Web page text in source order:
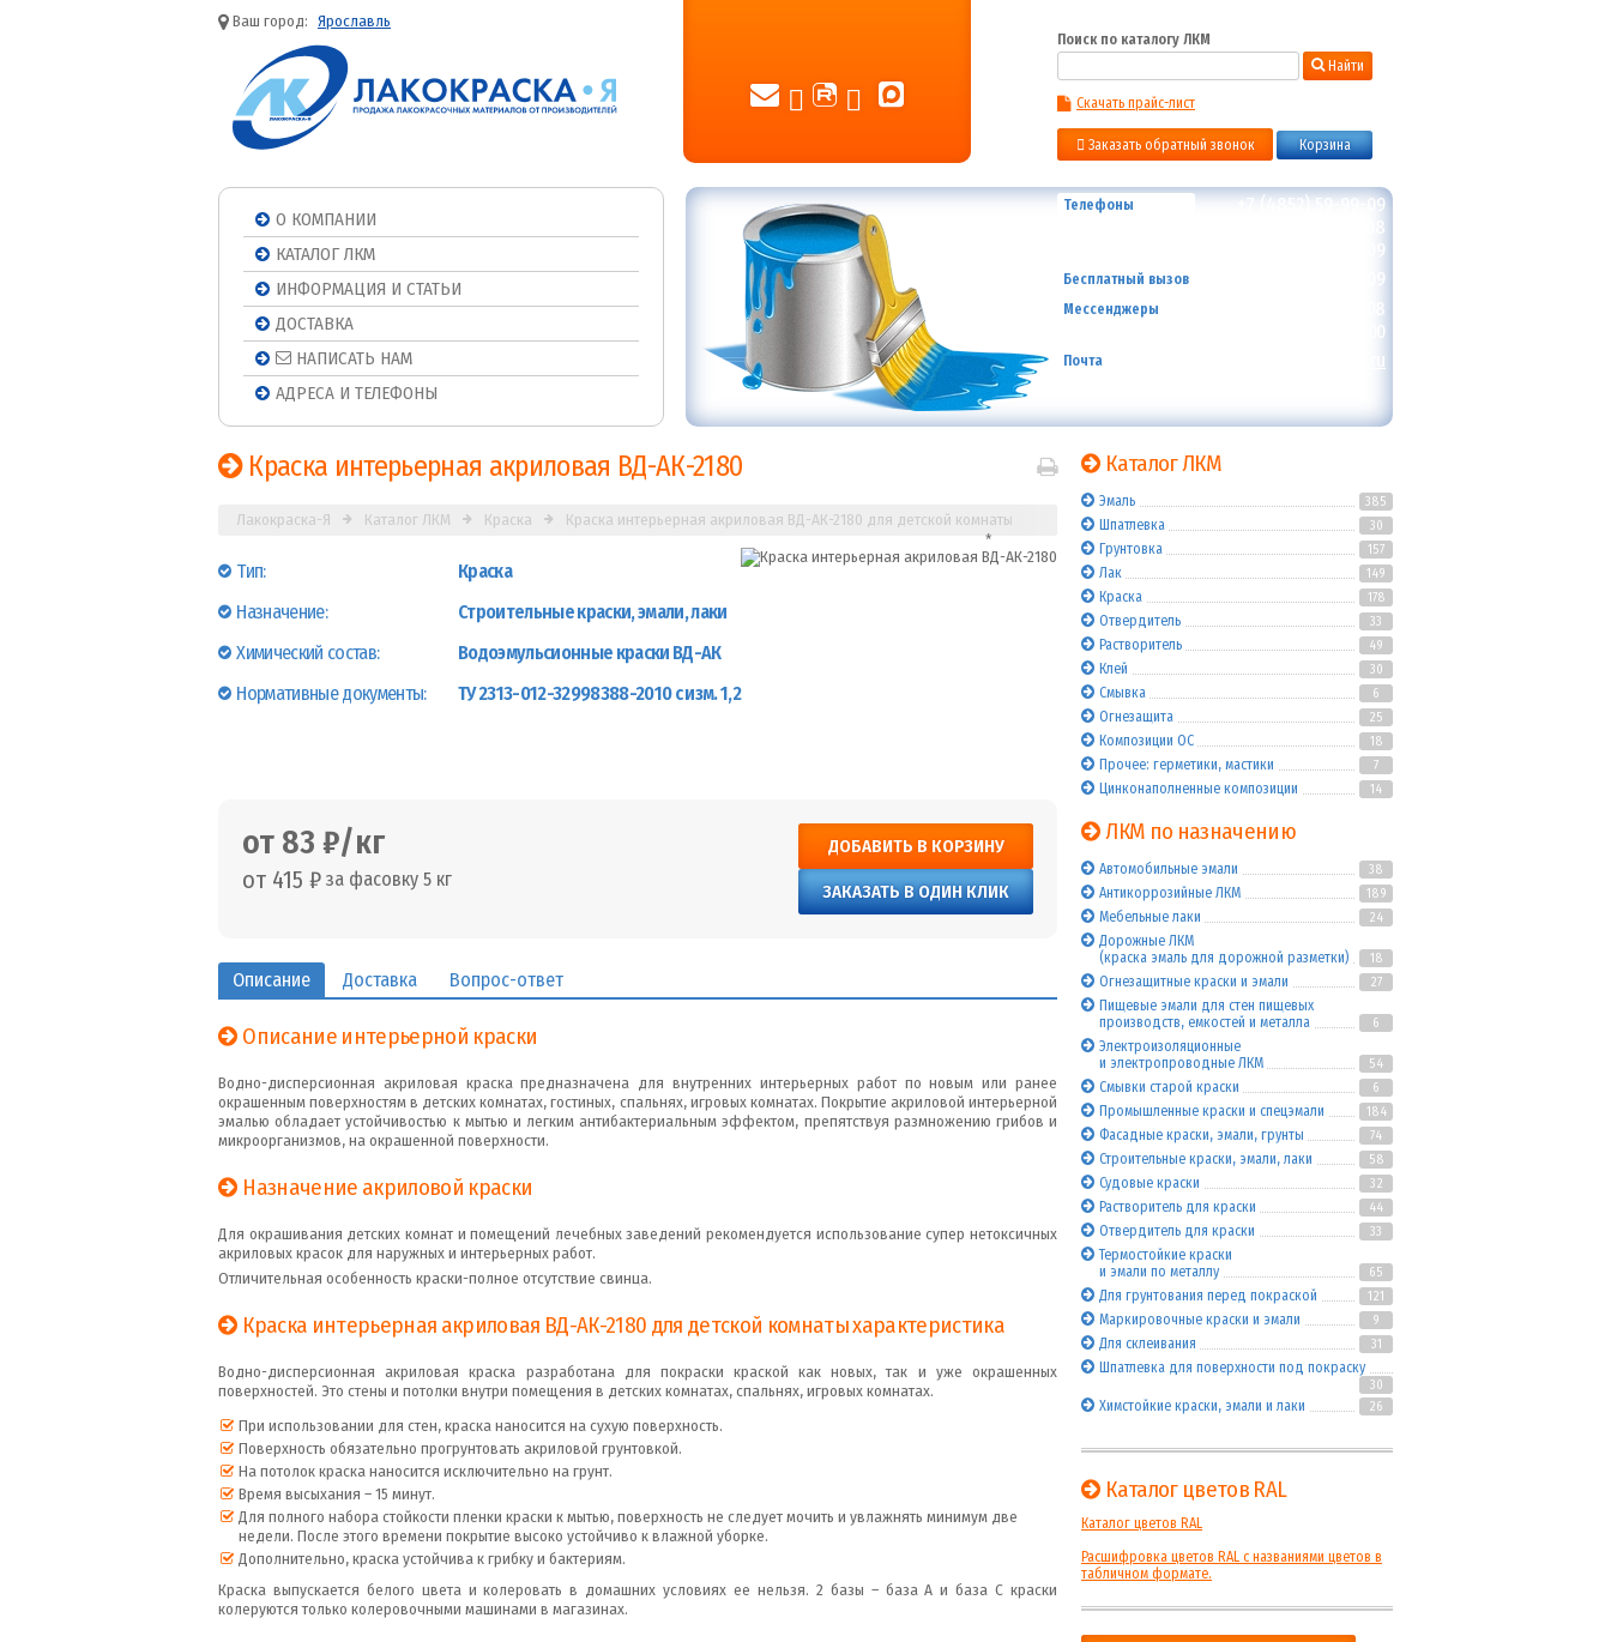
Ваш город: Ярославль
Поиск по каталогу ЛКМ
Найти
Скачать прайс-лист
Заказать обратный звонок Корзина
О КОМПАНИИ
КАТАЛОГ ЛКМ
ИНФОРМАЦИЯ И СТАТЬИ
ДОСТАВКА
НАПИСАТЬ НАМ
АДРЕСА И ТЕЛЕФОНЫ
Телефоны
+7 (4852) 59-99-09
+7 (4852) 59-99-08
+7 (4852) 33-59-09
Бесплатный вызов 8-800-700-59-09
Мессенджеры
+7 (910) 973-59-08
+7 (910) 973-01-00
Почта info@lakokraska-ya.ru
Краска интерьерная акриловая ВД-АК-2180
Лакокраска-Я Каталог ЛКМ Краска Краска интерьерная акриловая ВД-АК-2180 для детской комнаты
Тип:
Краска
Назначение:
Строительные краски, эмали, лаки
Химический состав:
Водоэмульсионные краски ВД-АК
Нормативные документы:
ТУ 2313-012-32998388-2010 с изм. 1,2
от 83 ₽/кг
от 415 ₽ за фасовку 5 кг
ДОБАВИТЬ В КОРЗИНУ
ЗАКАЗАТЬ В ОДИН КЛИК
Описание Доставка Вопрос-ответ
Описание интерьерной краски
Водно-дисперсионная акриловая краска предназначена для внутренних интерьерных работ по новым или ранее
окрашенным поверхностям в детских комнатах, гостиных, спальнях, игровых комнатах. Покрытие акриловой интерьерной
эмалью обладает устойчивостью к мытью и легким антибактериальным эффектом, препятствуя размножению грибов и
микроорганизмов, на окрашенной поверхности.
Назначение акриловой краски
Для окрашивания детских комнат и помещений лечебных заведений рекомендуется использование супер нетоксичных
акриловых красок для наружных и интерьерных работ.
Отличительная особенность краски-полное отсутствие свинца.
Краска интерьерная акриловая ВД-АК-2180 для детской комнаты характеристика
Водно-дисперсионная акриловая краска разработана для покраски краской как новых, так и уже окрашенных
поверхностей. Это стены и потолки внутри помещения в детских комнатах, спальнях, игровых комнатах.
При использовании для стен, краска наносится на сухую поверхность.
Поверхность обязательно прогрунтовать акриловой грунтовкой.
На потолок краска наносится исключительно на грунт.
Время высыхания – 15 минут.
Для полного набора стойкости пленки краски к мытью, поверхность не следует мочить и увлажнять минимум две
недели. После этого времени покрытие высоко устойчиво к влажной уборке.
Дополнительно, краска устойчива к грибку и бактериям.
Краска выпускается белого цвета и колеровать в домашних условиях ее нельзя. 2 базы – база А и база С краски
колеруются только колеровочными машинами в магазинах.
Каталог ЛКМ
Эмаль 385
Шпатлевка 30
Грунтовка 157
Лак 149
Краска 178
Отвердитель 33
Растворитель 49
Клей 30
Смывка 6
Огнезащита 25
Композиции ОС 18
Прочее: герметики, мастики 7
Цинконаполненные композиции 14
ЛКМ по назначению
Автомобильные эмали 38
Антикоррозийные ЛКМ 189
Мебельные лаки 24
Дорожные ЛКМ
(краска эмаль для дорожной разметки)
18
Огнезащитные краски и эмали 27
Пищевые эмали для стен пищевых
производств, емкостей и металла
6
Электроизоляционные
и электропроводные ЛКМ
54
Смывки старой краски 6
Промышленные краски и спецэмали 184
Фасадные краски, эмали, грунты 74
Строительные краски, эмали, лаки 58
Судовые краски 32
Растворитель для краски 44
Отвердитель для краски 33
Термостойкие краски
и эмали по металлу
65
Для грунтования перед покраской 121
Маркировочные краски и эмали 9
Для склеивания 31
Шпатлевка для поверхности под покраску
30
Химстойкие краски, эмали и лаки 26
Каталог цветов RAL
Каталог цветов RAL
Расшифровка цветов RAL с названиями цветов в
табличном формате.